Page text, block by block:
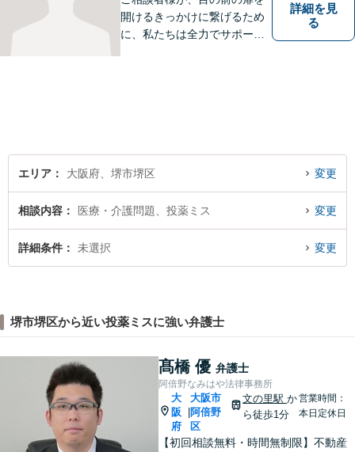
開けるきっかけに繋げるため
に、私たちは全力でサポート
詳細を見
る
エリア 大阪府、堺市堺区 変更
相談内容 医療・介護問題、投薬ミス 変更
詳細条件 未選択 変更
堺市堺区から近い投薬ミスに強い弁護士
髙橋 優 弁護士
阿倍野なみはや法律事務所
大
阪
府
大阪市
阿倍野
区
文の里駅か
ら徒歩1分
営業時間：
本日定休日
【初回相談無料・時間無制限】不動産